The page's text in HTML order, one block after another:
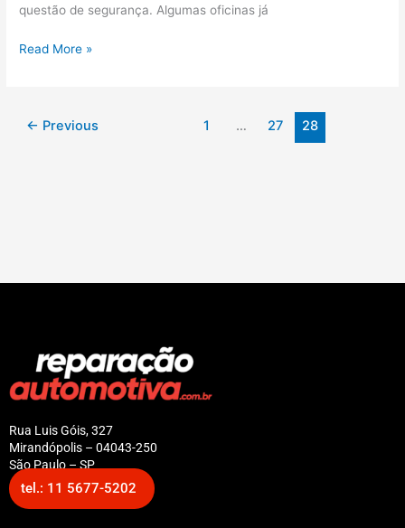
questão de segurança. Algumas oficinas já
Read More »
← Previous 1 … 27 28
Rua Luis Góis, 327
Mirandópolis – 04043-250
São Paulo – SP
tel.: 11 5677-5202